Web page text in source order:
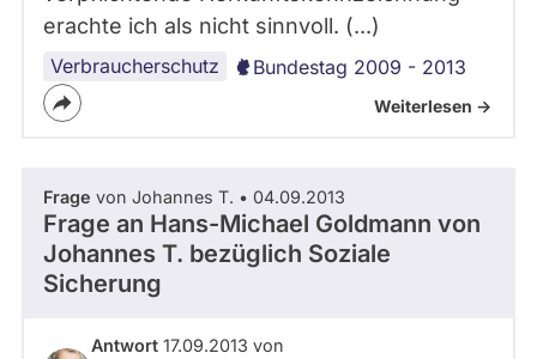
erachte ich als nicht sinnvoll. (...)
Verbraucherschutz Bundestag 2009 - 2013
Weiterlesen ->
Frage von Johannes T. • 04.09.2013
Frage an Hans-Michael Goldmann von
Johannes T. bezüglich Soziale
Sicherung
Antwort 17.09.2013 von